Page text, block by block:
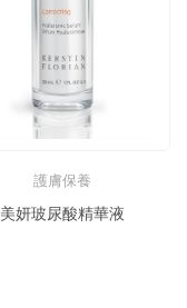
護膚保養
美妍玻尿酸精華液